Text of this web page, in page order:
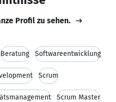
Profil zu sehen.
Beratung Softwareentwicklung
Scrum
Scrum Master